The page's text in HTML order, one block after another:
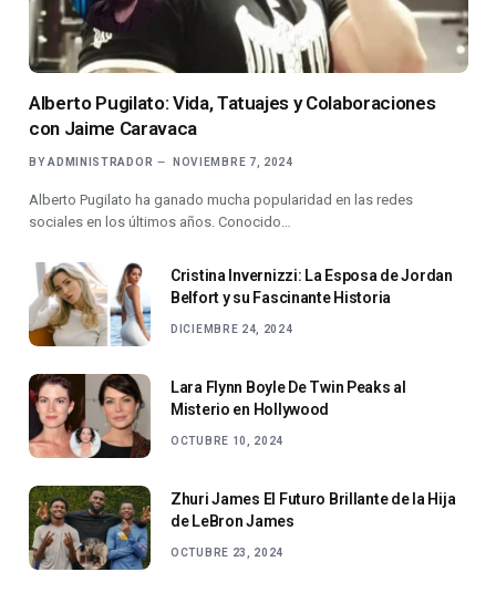
Alberto Pugilato: Vida, Tatuajes y Colaboraciones
con Jaime Caravaca
BY ADMINISTRADOR NOVIEMBRE 7, 2024
Alberto Pugilato ha ganado mucha popularidad en las redes
sociales en los últimos años. Conocido…
Cristina Invernizzi: La Esposa de Jordan
Belfort y su Fascinante Historia
DICIEMBRE 24, 2024
Lara Flynn Boyle De Twin Peaks al
Misterio en Hollywood
OCTUBRE 10, 2024
Zhuri James El Futuro Brillante de la Hija
de LeBron James
OCTUBRE 23, 2024